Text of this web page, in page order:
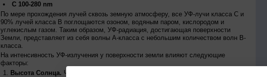
C 100-280 nm
По мере прохождения лучей сквозь земную атмосферу, все УФ-лучи класса C и
90% лучей класса B поглощаются озоном, водяным паром, кислородом и
углекислым газом. Таким образом, УФ-радиация, достигающая поверхности
Земли, представляет из себя волны А-класса с небольшим количеством волн В-
класса.
На интенсивность УФ-излучения у поверхности земли влияют следующие
факторы:
Высота Солнца. Чем выше Солнце над горизонтом, тем сильнее уровень УФ-